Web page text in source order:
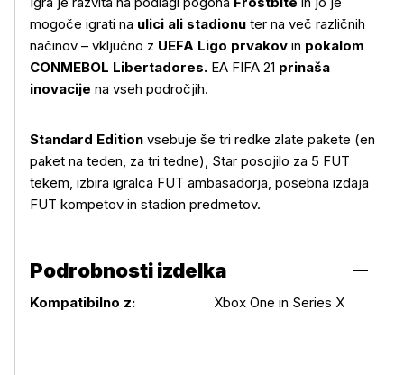
Več o izdelku
mogoče igrati na ulici ali stadionu ter na več različnih
načinov – vključno z UEFA Ligo prvakov in pokalom
CONMEBOL Libertadores. EA FIFA 21 prinaša
inovacije na vseh področjih.
Standard Edition vsebuje še tri redke zlate pakete (en
paket na teden, za tri tedne), Star posojilo za 5 FUT
tekem, izbira igralca FUT ambasadorja, posebna izdaja
FUT kompetov in stadion predmetov.
Podrobnosti izdelka
Podrobnosti izdelka
Kompatibilno z: Xbox One in Series X